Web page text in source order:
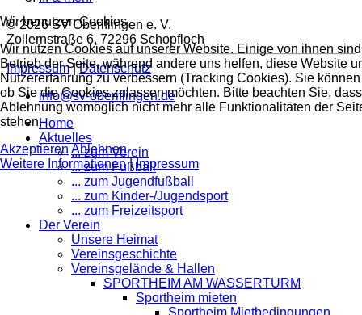
© 2026 SV Oberiflingen e. V.
Zollernstraße 6, 72296 Schopfloch
Impressum|Datenschutz
info@sv-oberiflingen.de
Home
Aktuelles
... zum Verein
... zum Fußball
... zum Jugendfußball
... zum Kinder-/Jugendsport
... zum Freizeitsport
Der Verein
Unsere Heimat
Vereinsgeschichte
Vereinsgelände & Hallen
SPORTHEIM AM WASSERTURM
Sportheim mieten
Sportheim Mietbedingungen
Wir benutzen Cookies
Wir nutzen Cookies auf unserer Website. Einige von ihnen
Betrieb der Seite, während andere uns helfen, diese Website
Nutzererfahrung zu verbessern (Tracking Cookies). Sie
ob Sie die Cookies zulassen möchten. Bitte beachten Sie,
Ablehnung womöglich nicht mehr alle Funktionalitäten der
stehen.
Akzeptieren Ablehnen
Weitere Informationen|Impressum